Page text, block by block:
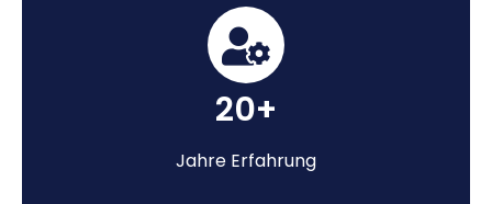
20+
Jahre Erfahrung